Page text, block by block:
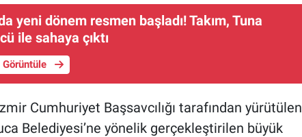
yeni dönem resmen başladı! Takım, Tuna
ile sahaya çıktı
Cumhuriyet Başsavcılığı tarafından yürütülen
Belediyesi’ne yönelik gerçekleştirilen büyük